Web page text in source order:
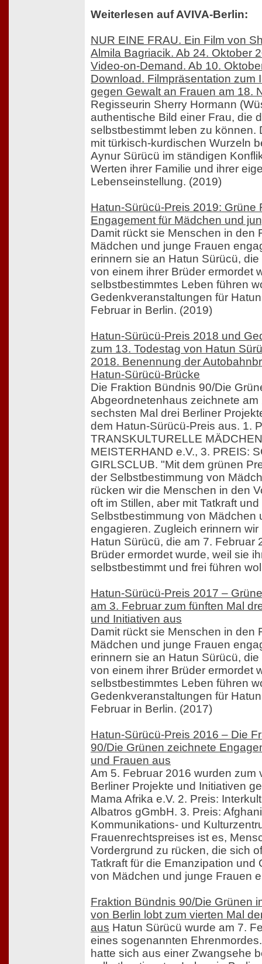
Weiterlesen auf AVIVA-Berlin:
NUR EINE FRAU. Ein Film von
Almila Bagriacik. Ab 24. Oktober
Video-on-Demand. Ab 10.
Download. Filmpräsentation zum
gegen Gewalt an Frauen am 18.
Regisseurin Sherry Hormann
authentische Bild einer Frau, die
selbstbestimmt leben zu können.
mit türkisch-kurdischen Wurzeln
Aynur Sürücü im ständigen
Werten ihrer Familie und ihrer
Lebenseinstellung. (2019)
Hatun-Sürücü-Preis 2019: Grüne
Engagement für Mädchen und
Damit rückt sie Menschen in den
Mädchen und junge Frauen
erinnern sie an Hatun Sürücü,
von einem ihrer Brüder ermordet
selbstbestimmtes Leben führen
Gedenkveranstaltungen für
Februar in Berlin. (2019)
Hatun-Sürücü-Preis 2018 und
zum 13. Todestag von Hatun
2018. Benennung der
Hatun-Sürücü-Brücke
Die Fraktion Bündnis 90/Die
Abgeordnetenhaus zeichnete
sechsten Mal drei Berliner
dem Hatun-Sürücü-Preis aus. 1.
TRANSKULTURELLE
MEISTERHAND e.V., 3. PREIS:
GIRLSCLUB. "Mit dem grünen
der Selbstbestimmung von
rücken wir die Menschen in den
oft im Stillen, aber mit Tatkraft
Selbstbestimmung von Mädchen
engagieren. Zugleich erinnern wir
Hatun Sürücü, die am 7. Februar
Brüder ermordet wurde, weil sie
selbstbestimmt und frei führen
Hatun-Sürücü-Preis 2017 –
am 3. Februar zum fünften Mal
und Initiativen aus
Damit rückt sie Menschen in den
Mädchen und junge Frauen
erinnern sie an Hatun Sürücü,
von einem ihrer Brüder ermordet
selbstbestimmtes Leben führen
Gedenkveranstaltungen für
Februar in Berlin. (2017)
Hatun-Sürücü-Preis 2016 – Die
90/Die Grünen zeichnete
und Frauen aus
Am 5. Februar 2016 wurden zum
Berliner Projekte und Initiativen
Mama Afrika e.V. 2. Preis:
Albatros gGmbH. 3. Preis:
Kommunikations- und
Frauenrechtspreises ist es,
Vordergrund zu rücken, die sich
Tatkraft für die Emanzipation und
von Mädchen und junge Frauen
Fraktion Bündnis 90/Die Grünen
von Berlin lobt zum vierten Mal
aus Hatun Sürücü wurde am 7.
eines sogenannten
hatte sich aus einer Zwangsehe